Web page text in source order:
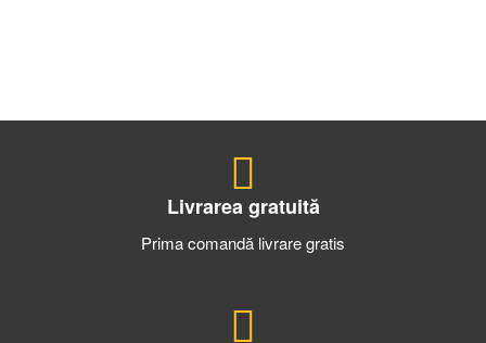
Livrarea gratuită
Prima comandă livrare gratis